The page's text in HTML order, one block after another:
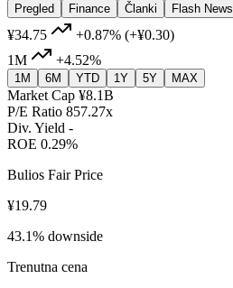
Pregled
Finance Članki Flash News
¥34.75 +0.87% (+¥0.30)
1M
+4.52%
1M 6M YTD 1Y 5Y MAX
Market Cap ¥8.1B
P/E Ratio 857.27x
Div. Yield -
ROE 0.29%
Bulios Fair Price
¥19.79
43.1% downside
Trenutna cena